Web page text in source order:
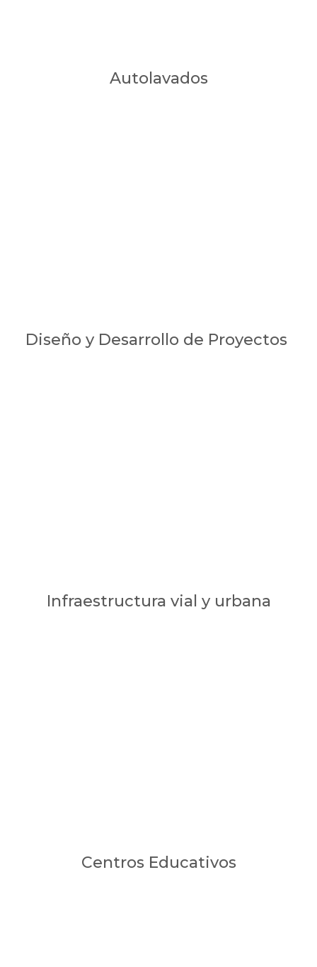
Autolavados
Diseño y Desarrollo de Proyectos
Infraestructura vial y urbana
Centros Educativos